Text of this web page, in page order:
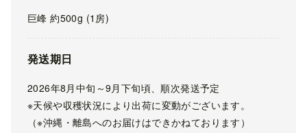
巨峰 約500g (1房)
発送期日
2026年8月中旬～9月下旬頃、順次発送予定
※天候や収穫状況により出荷に変動がございます。
（※沖縄・離島へのお届けはできかねております）